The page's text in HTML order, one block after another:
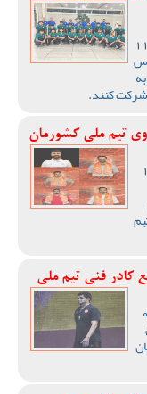
کنند.
کادر فنی تیم ملی